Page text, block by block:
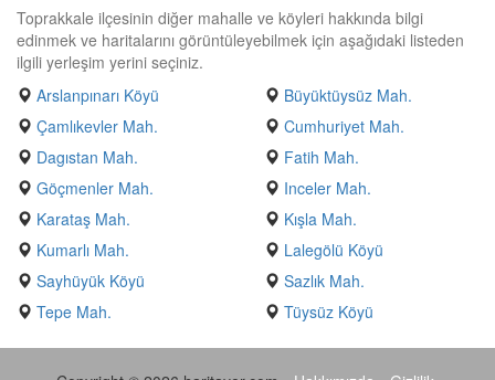
Toprakkale ilçesinin diğer mahalle ve köyleri hakkında bilgi
edinmek ve haritalarını görüntüleyebilmek için aşağıdaki listeden
ilgili yerleşim yerini seçiniz.
Arslanpınarı Köyü
Büyüktüysüz Mah.
Çamlıkevler Mah.
Cumhuriyet Mah.
Dagıstan Mah.
Fatih Mah.
Göçmenler Mah.
Inceler Mah.
Karataş Mah.
Kışla Mah.
Kumarlı Mah.
Lalegölü Köyü
Sayhüyük Köyü
Sazlık Mah.
Tepe Mah.
Tüysüz Köyü